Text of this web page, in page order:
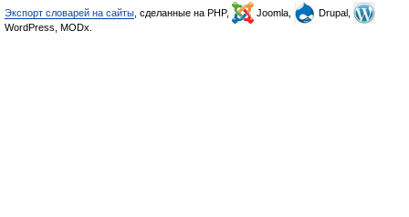
Экспорт словарей на сайты , сделанные на PHP, Joomla,
Drupal,
WordPress, MODx.